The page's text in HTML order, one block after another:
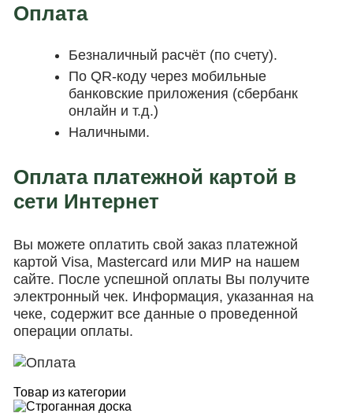
Оплата
Безналичный расчёт (по счету).
По QR-коду через мобильные
банковские приложения (сбербанк
онлайн и т.д.)
Наличными.
Оплата платежной картой в
сети Интернет
Вы можете оплатить свой заказ платежной
картой Visa, Mastercard или МИР на нашем
сайте. После успешной оплаты Вы получите
электронный чек. Информация, указанная на
чеке, содержит все данные о проведенной
операции оплаты.
Товар из категории